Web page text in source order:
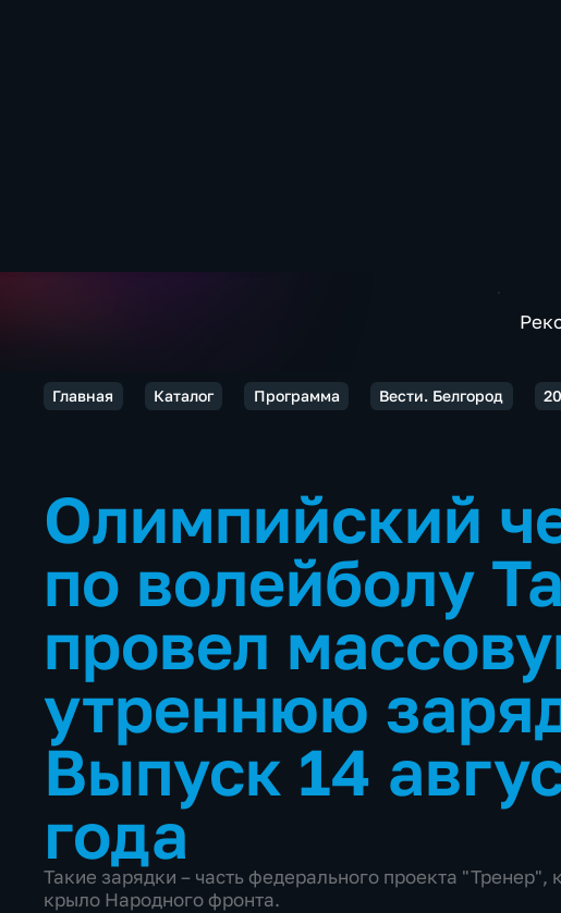
Главная Каталог Программа Вести. Белгород
Олимпийский
по волейболу
провел
утреннюю
Выпуск 14
года
Такие зарядки – часть федерального проекта
крыло Народного фронта.